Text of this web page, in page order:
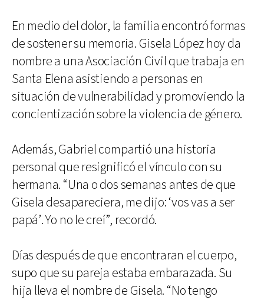
En medio del dolor, la familia encontró formas
de sostener su memoria. Gisela López hoy da
nombre a una Asociación Civil que trabaja en
Santa Elena asistiendo a personas en
situación de vulnerabilidad y promoviendo la
concientización sobre la violencia de género.
Además, Gabriel compartió una historia
personal que resignificó el vínculo con su
hermana. “Una o dos semanas antes de que
Gisela desapareciera, me dijo: ‘vos vas a ser
papá’. Yo no le creí”, recordó.
Días después de que encontraran el cuerpo,
supo que su pareja estaba embarazada. Su
hija lleva el nombre de Gisela. “No tengo